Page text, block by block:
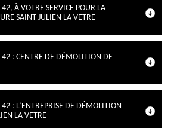
À VOTRE SERVICE POUR LA
SAINT JULIEN LA VETRE
: CENTRE DE DÉMOLITION DE
: L’ENTREPRISE DE DÉMOLITION
LA VETRE